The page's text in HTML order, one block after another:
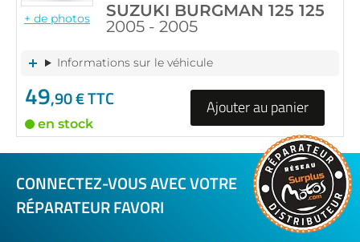
+ de photos
SUZUKI BURGMAN 125 125
2005 - 2005
Informations sur le véhicule
49,90 € TTC
en stock
Ajouter au panier
CONNECTEZ-VOUS AVEC VOTRE
RÉPARATEUR FAVORI